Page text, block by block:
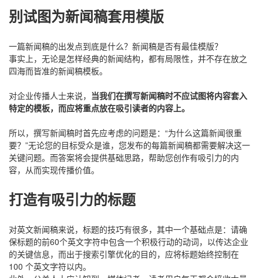
别试图为新闻稿套用模版
一篇新闻稿的出发点到底是什么？新闻稿是否有最佳模版？
事实上，无论是怎样经典的新闻结构，都有局限性，并不存在放之
四海而皆准的新闻稿模板。
对企业传播人士来说， 当我们在撰写新闻稿时不应试图将内容套入
特定的模板，而应将重点放在吸引读者的内容上。
所以，撰写新闻稿时首先应考虑的问题是：“为什么这篇新闻很重
要？”无论您的目标受众是谁，您发布的每篇新闻稿都需要解决这一
关键问题。而答案将会提供基础思路，帮助您创作有吸引力的内
容，从而实现传播价值。
打造有吸引力的标题
对英文新闻稿来说，标题的技巧有很多，其中一个基础点是：请确
保标题的前60个英文字符中包含一个积极行动的动词，以传达企业
的关键信息，而出于搜索引擎优化的目的，应将标题始终控制在
100 个英文字符以内。